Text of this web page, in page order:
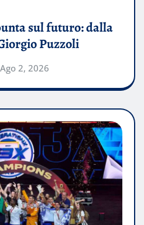
sul futuro: dalla
Puzzoli
Ago 2, 2026